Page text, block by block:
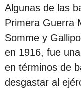
Algunas de las
Primera Guerra
Somme y
en 1916, fue
en términos de
desgastar al